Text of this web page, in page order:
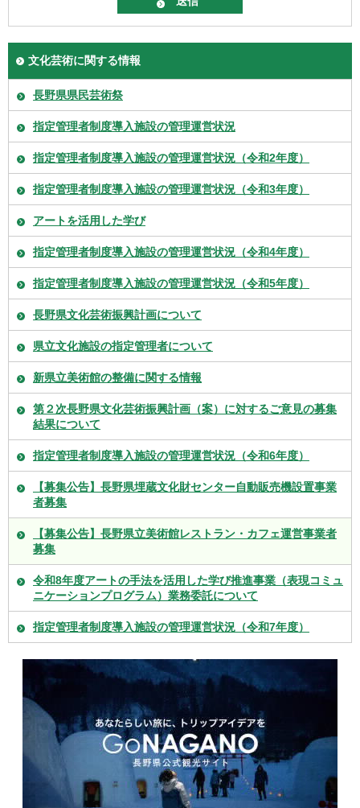
文化芸術に関する情報
長野県県民芸術祭
指定管理者制度導入施設の管理運営状況
指定管理者制度導入施設の管理運営状況（令和2年度）
指定管理者制度導入施設の管理運営状況（令和3年度）
アートを活用した学び
指定管理者制度導入施設の管理運営状況（令和4年度）
指定管理者制度導入施設の管理運営状況（令和5年度）
長野県文化芸術振興計画について
県立文化施設の指定管理者について
新県立美術館の整備に関する情報
第２次長野県文化芸術振興計画（案）に対するご意見の募集
結果について
指定管理者制度導入施設の管理運営状況（令和6年度）
【募集公告】長野県埋蔵文化財センター自動販売機設置事業
者募集
【募集公告】長野県立美術館レストラン・カフェ運営事業者
募集
令和8年度アートの手法を活用した学び推進事業（表現コミュ
ニケーションプログラム）業務委託について
指定管理者制度導入施設の管理運営状況（令和7年度）